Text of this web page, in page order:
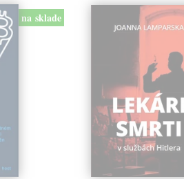
na sklade